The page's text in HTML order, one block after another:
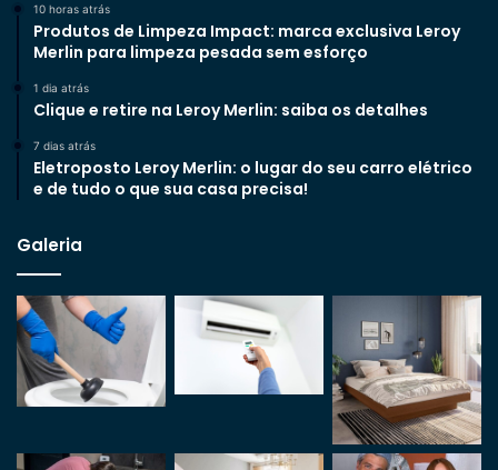
10 horas atrás
Produtos de Limpeza Impact: marca exclusiva Leroy
Merlin para limpeza pesada sem esforço
1 dia atrás
Clique e retire na Leroy Merlin: saiba os detalhes
7 dias atrás
Eletroposto Leroy Merlin: o lugar do seu carro elétrico
e de tudo o que sua casa precisa!
Galeria